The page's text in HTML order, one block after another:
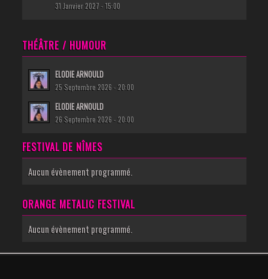
31 Janvier 2027 - 15:00
THÉÂTRE / HUMOUR
ELODIE ARNOULD
25 Septembre 2026 - 20:00
ELODIE ARNOULD
26 Septembre 2026 - 20:00
FESTIVAL DE NÎMES
Aucun évènement programmé.
ORANGE METALIC FESTIVAL
Aucun évènement programmé.